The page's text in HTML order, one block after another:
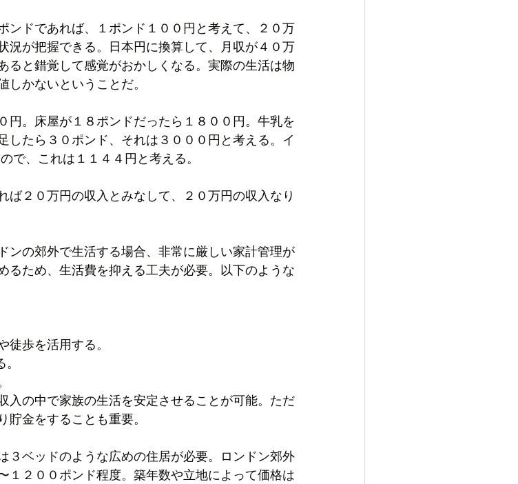
ンドであれば、１ポンド１００円と考えて、２０万
況が把握できる。日本円に換算して、月収が４０万
ると錯覚して感覚がおかしくなる。実際の生活は物
かないということだ。
円。床屋が１８ポンドだったら１８００円。牛乳を
したら３０ポンド、それは３０００円と考える。イ
で、これは１１４４円と考える。
ば２０万円の収入とみなして、２０万円の収入なり
ンの郊外で生活する場合、非常に厳しい家計管理が
るため、生活費を抑える工夫が必要。以下のような
歩を活用する。
入の中で家族の生活を安定させることが可能。ただ
金をすることも重要。
３ベッドのような広めの住居が必要。ロンドン郊外
１２００ポンド程度。築年数や立地によって価格は